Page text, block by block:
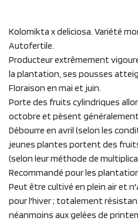
Kolomikta x deliciosa. Variété
Autofertile.
Producteur extrêmement
la plantation, ses pousses
Floraison en mai et juin.
Porte des fruits cylindriques
octobre et pèsent
Débourre en avril (selon les
jeunes plantes portent des
(selon leur méthode de
Recommandé pour les
Peut être cultivé en plein air et
pour l'hiver ; totalement
néanmoins aux gelées de